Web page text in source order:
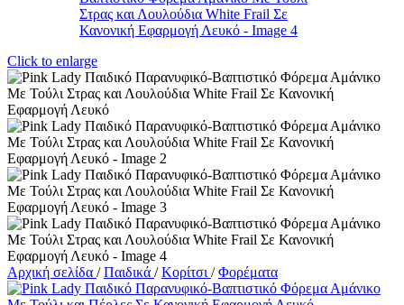
Click to enlarge
Αρχική σελίδα / Παιδικά / Κορίτσι / Φορέματα